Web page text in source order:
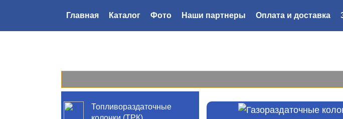
Главная Каталог Фото Наши партнеры Оплата и доставка
Топливораздаточные